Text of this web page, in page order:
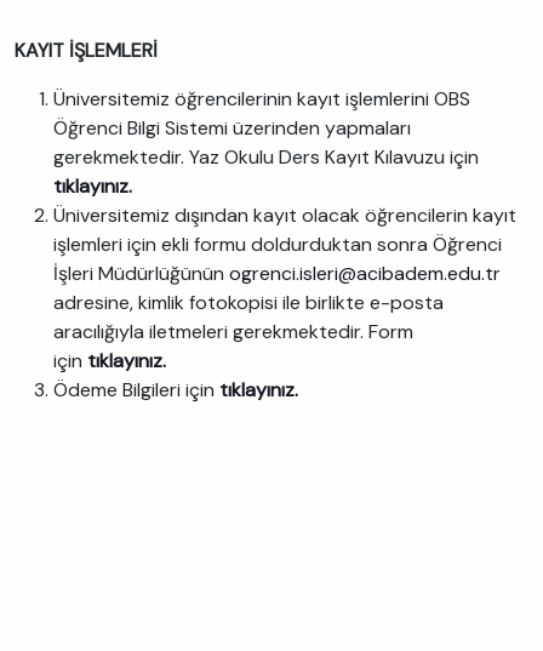
KAYIT İŞLEMLERİ
Üniversitemiz öğrencilerinin kayıt işlemlerini OBS
Öğrenci Bilgi Sistemi üzerinden yapmaları
gerekmektedir. Yaz Okulu Ders Kayıt Kılavuzu için
tıklayınız.
Üniversitemiz dışından kayıt olacak öğrencilerin kayıt
işlemleri için ekli formu doldurduktan sonra Öğrenci
İşleri Müdürlüğünün ogrenci.isleri@acibadem.edu.tr
adresine, kimlik fotokopisi ile birlikte e-posta
aracılığıyla iletmeleri gerekmektedir. Form
için tıklayınız.
Ödeme Bilgileri için tıklayınız.